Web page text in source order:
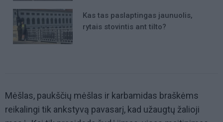
Kas tas paslaptingas jaunuolis,
rytais stovintis ant tilto?
Mėšlas, paukščių mėšlas ir karbamidas braškėms
reikalingi tik ankstyvą pavasarį, kad užaugtų žalioji